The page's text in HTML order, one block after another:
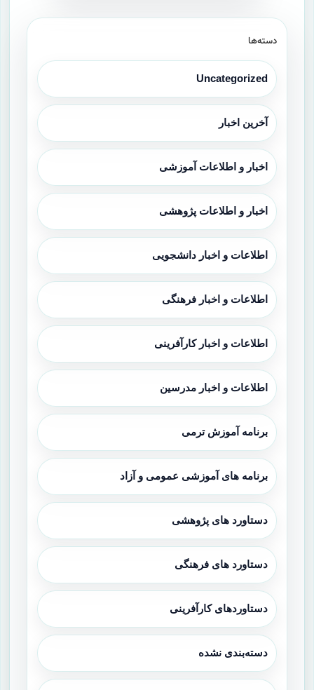
دسته‌ها
Uncategorized
آخرین اخبار
اخبار و اطلاعات آموزشی
اخبار و اطلاعات پژوهشی
اطلاعات و اخبار دانشجویی
اطلاعات و اخبار فرهنگی
اطلاعات و اخبار کارآفرینی
اطلاعات و اخبار مدرسین
برنامه آموزش ترمی
برنامه های آموزشی عمومی و آزاد
دستاورد های پژوهشی
دستاورد های فرهنگی
دستاوردهای کارآفرینی
دسته‌بندی نشده